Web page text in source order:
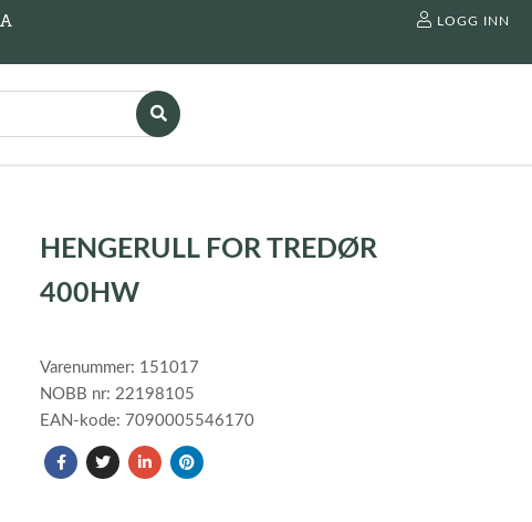
LOGG INN
HENGERULL FOR TREDØR
400HW
Varenummer: 151017
NOBB nr: 22198105
EAN-kode: 7090005546170